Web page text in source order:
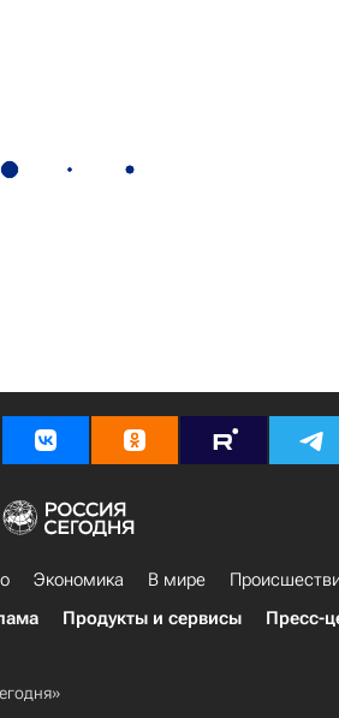
Экономика В мире
Продукты и сервисы Пресс-